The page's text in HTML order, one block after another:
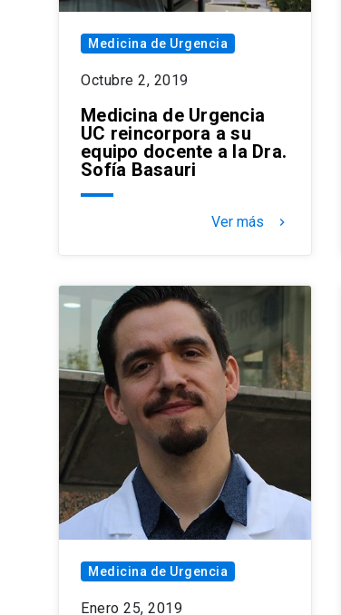
Medicina de Urgencia
Octubre 2, 2019
Medicina de Urgencia
UC reincorpora a su
equipo docente a la Dra.
Sofía Basauri
Ver más keyboard_arrow_right
Medicina de Urgencia
Enero 25, 2019